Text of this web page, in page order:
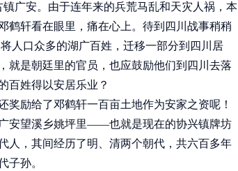
广安。由于连年来的兵荒马乱和天灾人祸，本
鹤轩看在眼里，痛在心上。待到四川战事稍稍
人口众多的湖广百姓，迁移一部分到四川居
就是朝廷里的官员，也应鼓励他们到四川去落
百姓得以安居乐业？
励给了邓鹤轩一百亩土地作为安家之资呢！
安望溪乡姚坪里——也就是现在的协兴镇牌坊
人，其间经历了明、清两个朝代，共六百多年
子孙。